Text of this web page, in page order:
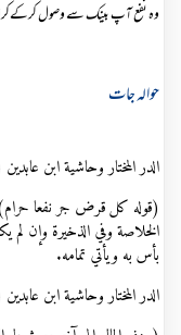
وہ نفع آپ بینک سے وصول کرکےکرایہ
حوالہ جات
الدر المختار وحاشية ابن عابدين
(قوله كل قرض جر نفعا
الخلاصة وفي الذخيرة وإن
بأس به ويأتي تمامه.
الدر المختار وحاشية ابن عابدين